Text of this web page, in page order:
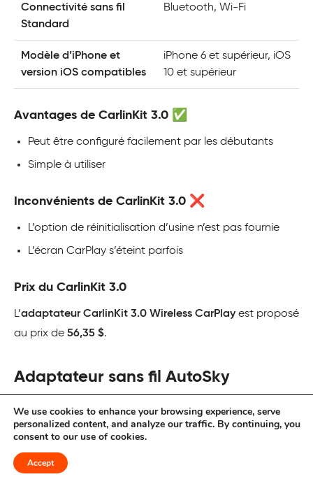
Connectivité sans fil
Standard
Bluetooth, Wi-Fi
Modèle d’iPhone et
version iOS compatibles
iPhone 6 et supérieur, iOS
10 et supérieur
Avantages de CarlinKit 3.0 ✅
Peut être configuré facilement par les débutants
Simple à utiliser
Inconvénients de CarlinKit 3.0 ❌
L’option de réinitialisation d’usine n’est pas fournie
L’écran CarPlay s’éteint parfois
Prix du CarlinKit 3.0
L’adaptateur CarlinKit 3.0 Wireless CarPlay est proposé
au prix de 56,35 $.
Adaptateur sans fil AutoSky
L’adaptateur USB CarPlay sans fil AutoSky vise à
améliorer votre expérience de conduite en vous
les appels, les messages et la musique à l’aide de votre
We use cookies to enhance your browsing experience, serve
personalized content, and analyze our traffic. By continuing, you
consent to our use of cookies.
Accept